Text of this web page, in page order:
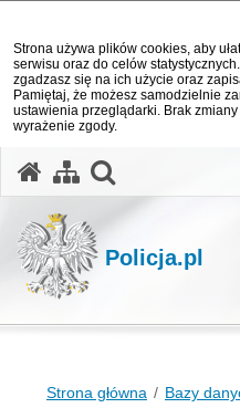
Strona używa plików cookies, aby
serwisu oraz do celów
zgadzasz się na ich użycie oraz
Pamiętaj, że możesz samodzielnie
ustawienia przeglądarki. Brak
wyrażenie zgody.
Policja.pl
Strona główna Bazy